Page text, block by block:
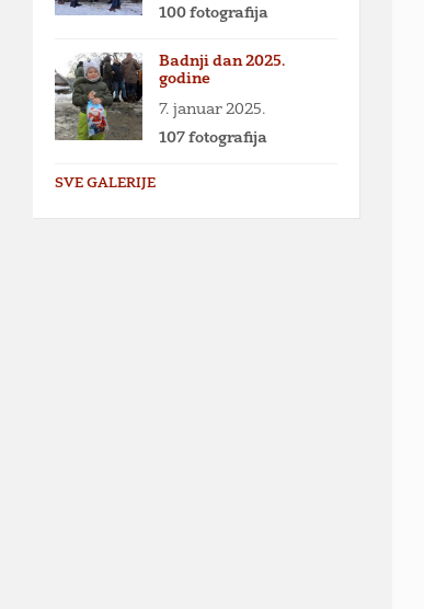
100 fotografija
Badnji dan 2025.
godine
7. januar 2025.
107 fotografija
SVE GALERIJE